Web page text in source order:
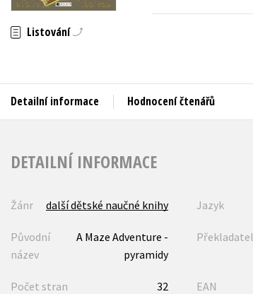
Listování
Detailní informace Hodnocení čtenářů
DETAILNÍ INFORMACE
Žánr další dětské naučné knihy Jazyk
Původní
název
A Maze Adventure -
pyramidy
Překladatel
Počet stran 32 EAN